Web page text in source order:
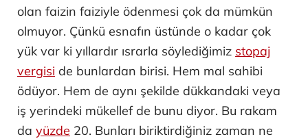
olan faizin faiziyle ödenmesi çok da mümkün
olmuyor. Çünkü esnafın üstünde o kadar çok
yük var ki yıllardır ısrarla söylediğimiz stopaj
vergisi de bunlardan birisi. Hem mal sahibi
ödüyor. Hem de aynı şekilde dükkandaki veya
iş yerindeki mükellef de bunu diyor. Bu rakam
da yüzde 20. Bunları biriktirdiğiniz zaman ne